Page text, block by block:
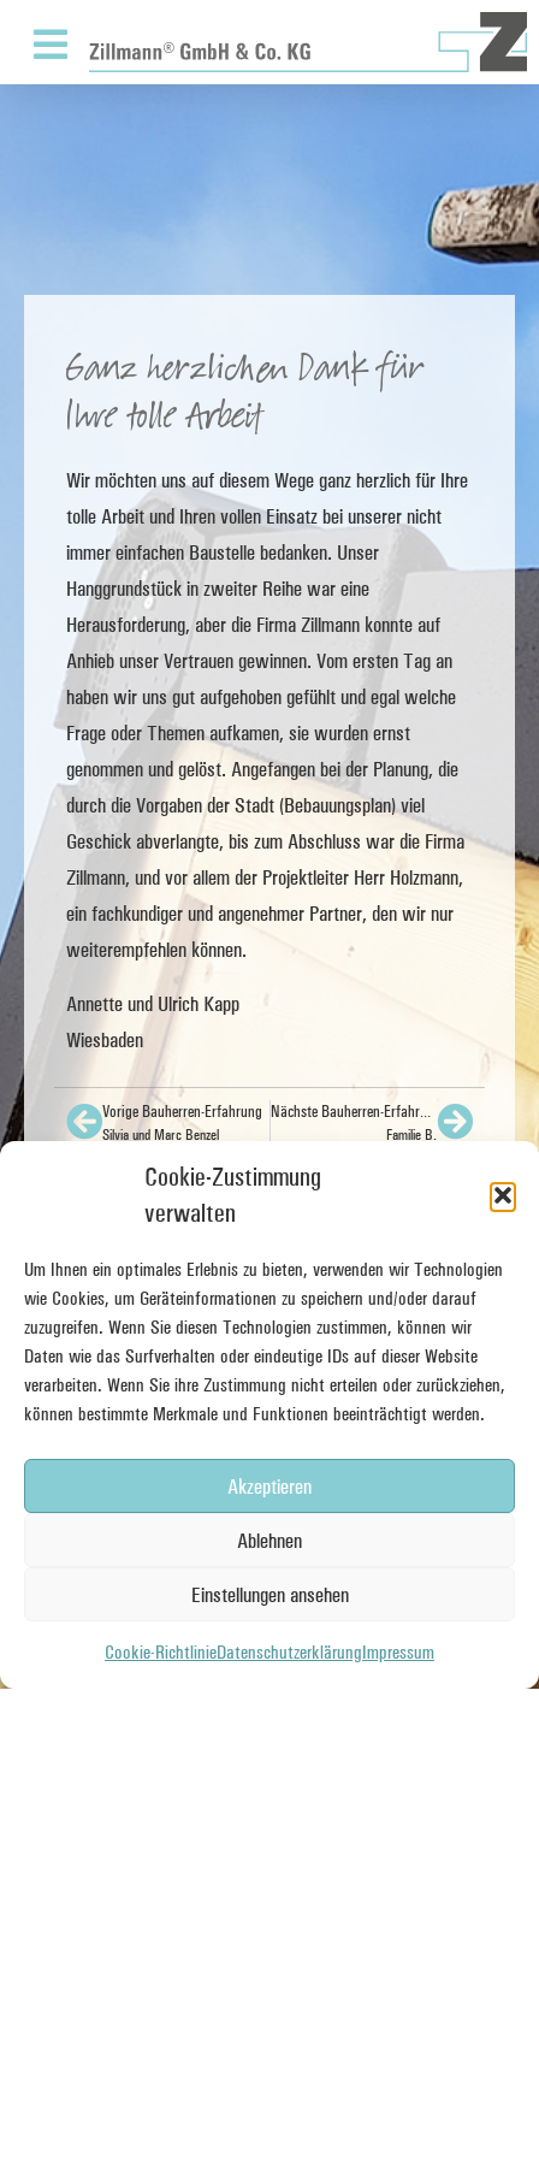
Cookie-Zustimmung
verwalten
Um Ihnen ein optimales Erlebnis zu bieten, verwenden wir Technologien
wie Cookies, um Geräteinformationen zu speichern und/oder darauf
zuzugreifen. Wenn Sie diesen Technologien zustimmen, können wir
Daten wie das Surfverhalten oder eindeutige IDs auf dieser Website
verarbeiten. Wenn Sie ihre Zustimmung nicht erteilen oder zurückziehen,
können bestimmte Merkmale und Funktionen beeinträchtigt werden.
Akzeptieren
Ablehnen
Einstellungen ansehen
Cookie-RichtlinieDatenschutzerklärungImpressum
Ganz herzlichen Dank für
Ihre tolle Arbeit
Wir möchten uns auf diesem Wege ganz herzlich für Ihre
tolle Arbeit und Ihren vollen Einsatz bei unserer nicht
immer einfachen Baustelle bedanken. Unser
Hanggrundstück in zweiter Reihe war eine
Herausforderung, aber die Firma Zillmann konnte auf
Anhieb unser Vertrauen gewinnen. Vom ersten Tag an
haben wir uns gut aufgehoben gefühlt und egal welche
Frage oder Themen aufkamen, sie wurden ernst
genommen und gelöst. Angefangen bei der Planung, die
durch die Vorgaben der Stadt (Bebauungsplan) viel
Geschick abverlangte, bis zum Abschluss war die Firma
Zillmann, und vor allem der Projektleiter Herr Holzmann,
ein fachkundiger und angenehmer Partner, den wir nur
weiterempfehlen können.
Annette und Ulrich Kapp
Wiesbaden
Vorige Bauherren-Erfahrung
Silvia und Marc Benzel
Nächste Bauherren-Erfahrung
Familie B.